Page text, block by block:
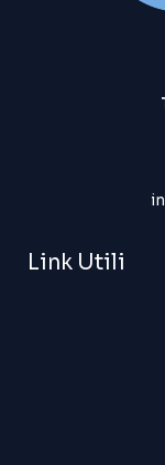
Link Utili